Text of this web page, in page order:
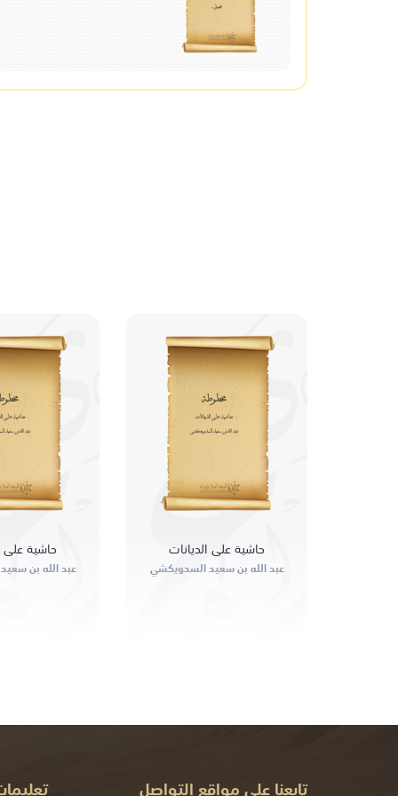
مجهول.
حاشية على
عبد الله بن سعيد
حاشية على
عبد الله بن
مخطوطة
حاشية على الديانات
عبد الله بن سعيد السدويكشي
حاشية على الديانات
عبد الله بن سعيد السدويكشي
تابعنا على مواقع التواصل